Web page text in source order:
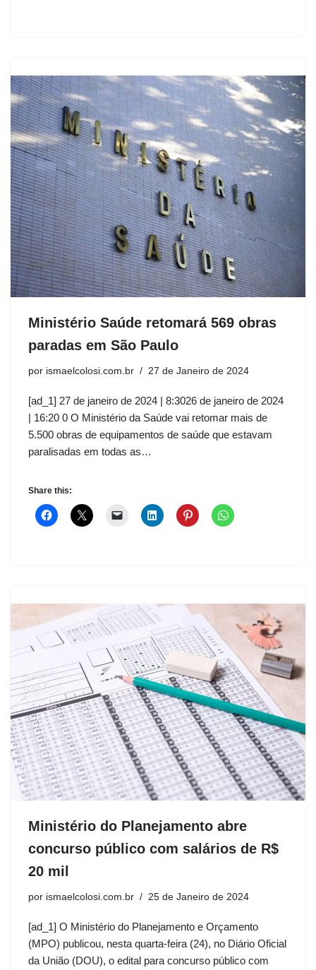
Ministério Saúde retomará 569 obras
paradas em São Paulo
por ismaelcolosi.com.br 27 de Janeiro de 2024
[ad_1] 27 de janeiro de 2024 | 8:3026 de janeiro de 2024
| 16:20 0 O Ministério da Saúde vai retomar mais de
5.500 obras de equipamentos de saúde que estavam
paralisadas em todas as…
Share this:
Ministério do Planejamento abre
concurso público com salários de R$
20 mil
por ismaelcolosi.com.br 25 de Janeiro de 2024
[ad_1] O Ministério do Planejamento e Orçamento
(MPO) publicou, nesta quarta-feira (24), no Diário Oficial
da União (DOU), o edital para concurso público com